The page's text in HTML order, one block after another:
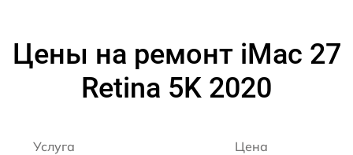
Цены на ремонт iMac 27
Retina 5K 2020
Услуга Цена